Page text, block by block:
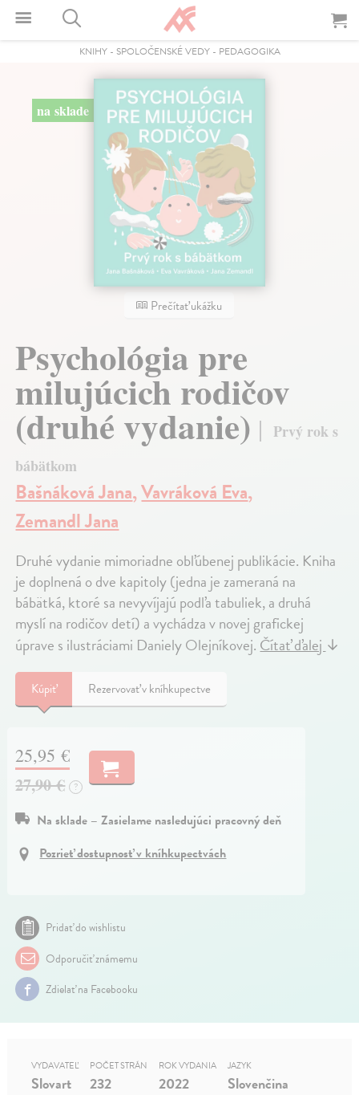
KNIHY- SPOLOČENSKÉ VEDY- PEDAGOGIKA
na sklade
Prečítať ukážku
Psychológia pre
milujúcich rodičov
(druhé vydanie)
Prvý rok s
bábätkom
Bašnáková Jana,Vavráková Eva,
Zemandl Jana
Druhé vydanie mimoriadne obľúbenej publikácie. Kniha
je doplnená o dve kapitoly (jedna je zameraná na
bábätká, ktoré sa nevyvíjajú podľa tabuliek, a druhá
myslí na rodičov detí) a vychádza v novej grafickej
úprave s ilustráciami Daniely Olejníkovej.Čítať ďalej↓
Kúpiť Rezervovať v kníhkupectve
25,95 €
27,90 €
?
Na sklade – Zasielame nasledujúci pracovný deň
Pozrieť dostupnosť v kníhkupectvách
Pridať do wishlistu
Odporučiť známemu
Zdielať na Facebooku
VYDAVATEĽ
Slovart
POČET STRÁN
232
ROK VYDANIA
2022
JAZYK
Slovenčina